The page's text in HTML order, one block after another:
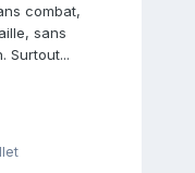
combat,
sans
Surtout...